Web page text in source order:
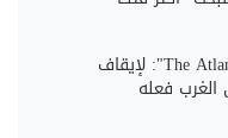
تقرير لـ"The Atlantic Council": لإيقاف
فعله